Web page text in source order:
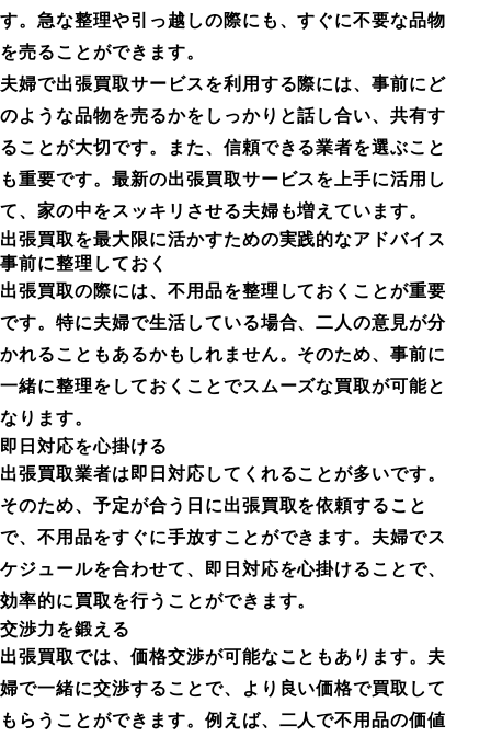
す。急な整理や引っ越しの際にも、すぐに不要な品物
を売ることができます。
夫婦で出張買取サービスを利用する際には、事前にど
のような品物を売るかをしっかりと話し合い、共有す
ることが大切です。また、信頼できる業者を選ぶこと
も重要です。最新の出張買取サービスを上手に活用し
て、家の中をスッキリさせる夫婦も増えています。
出張買取を最大限に活かすための実践的なアドバイス
事前に整理しておく
出張買取の際には、不用品を整理しておくことが重要
です。特に夫婦で生活している場合、二人の意見が分
かれることもあるかもしれません。そのため、事前に
一緒に整理をしておくことでスムーズな買取が可能と
なります。
即日対応を心掛ける
出張買取業者は即日対応してくれることが多いです。
そのため、予定が合う日に出張買取を依頼すること
で、不用品をすぐに手放すことができます。夫婦でス
ケジュールを合わせて、即日対応を心掛けることで、
効率的に買取を行うことができます。
交渉力を鍛える
出張買取では、価格交渉が可能なこともあります。夫
婦で一緒に交渉することで、より良い価格で買取して
もらうことができます。例えば、二人で不用品の価値